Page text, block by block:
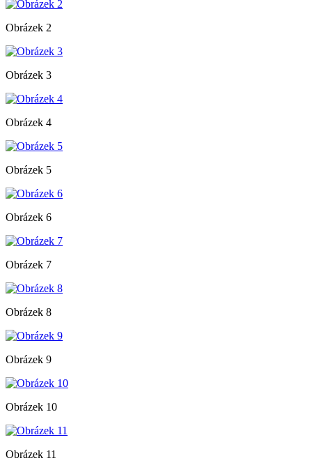
Obrázek 2
Obrázek 3
Obrázek 4
Obrázek 5
Obrázek 6
Obrázek 7
Obrázek 8
Obrázek 9
Obrázek 10
Obrázek 11